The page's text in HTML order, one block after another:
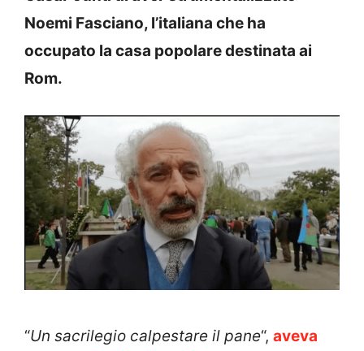
Noemi Fasciano, l’italiana che ha
occupato la casa popolare destinata ai
Rom.
“Un sacrilegio calpestare il pane“, aveva